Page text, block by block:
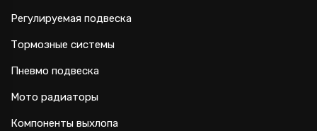
Регулируемая подвеска
Тормозные системы
Пневмо подвеска
Мото радиаторы
Компоненты выхлопа